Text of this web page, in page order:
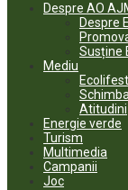
Despre AO
Despre
Susține
Mediu
Atitudini
Energie verde
Turism
Multimedia
Campanii
Joc